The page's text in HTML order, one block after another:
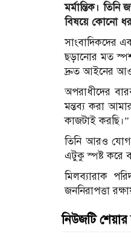
মর্মান্তিক।
বিষয়ে কোনো
সাংবাদিকদের
ছড়ানোর মত
দ্রুত আইনের
অপরাধীদের
মন্তব্য করা
কাজটাই করছি।”
তিনি আরও যোগ
এটুকু স্পষ্ট করে
মিলব্যারাক
জননিরাপত্তা
নিউজটি